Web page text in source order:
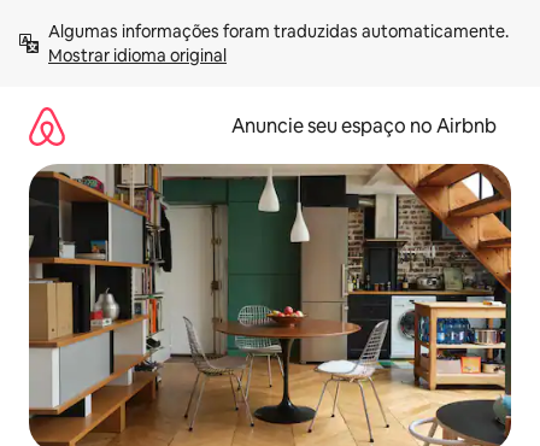
para
Mostrar idioma original
Anuncie seu espaço no Airbnb